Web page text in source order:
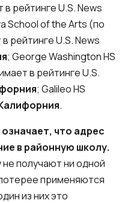
в рейтинге U.S. News
School of the Arts (по
рейтинге U.S. News
; George Washington HS
в рейтинге U.S.
; Galileo HS
.
что адрес
в районную школу.
получают ни одной
применяются
из них это